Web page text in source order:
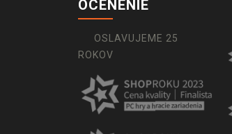
OCENENIE
OSLAVUJEME 25
ROKOV